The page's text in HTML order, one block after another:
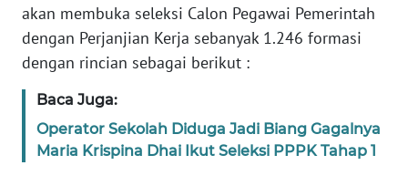
akan membuka seleksi Calon Pegawai Pemerintah
dengan Perjanjian Kerja sebanyak 1.246 formasi
dengan rincian sebagai berikut :
Baca Juga:
Operator Sekolah Diduga Jadi Biang Gagalnya
Maria Krispina Dhai Ikut Seleksi PPPK Tahap 1
WN
PAPUA
WN
PAPUA
BARAT